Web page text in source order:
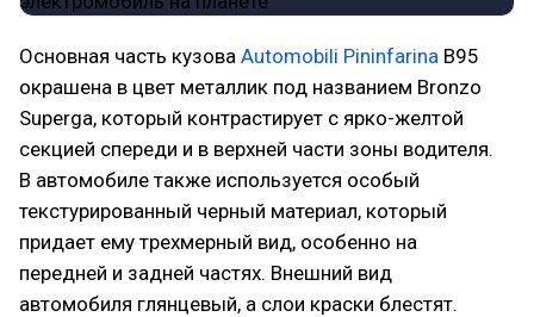
Основная часть кузова Automobili Pininfarina B95
окрашена в цвет металлик под названием Bronzo
Superga, который контрастирует с ярко-желтой
секцией спереди и в верхней части зоны водителя.
В автомобиле также используется особый
текстурированный черный материал, который
придает ему трехмерный вид, особенно на
передней и задней частях. Внешний вид
автомобиля глянцевый, а слои краски блестят.